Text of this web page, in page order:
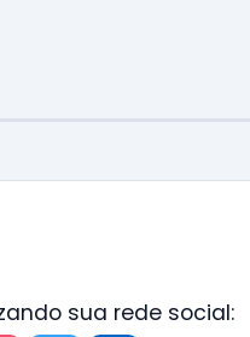
sua rede social: